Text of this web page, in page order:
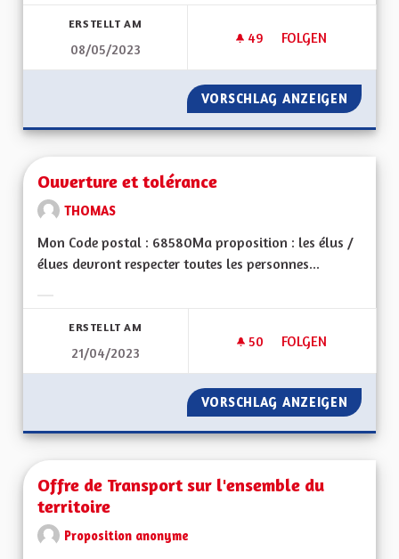
ERSTELLT AM
08/05/2023
49 49 FOLLOWER
FOLGEN
PANNEAUX
VORSCHLAG ANZEIGEN
Ouverture et tolérance
THOMAS
Mon Code postal : 68580Ma proposition : les élus /
élues devront respecter toutes les personnes...
ERSTELLT AM
21/04/2023
50 50 FOLLOWER
FOLGEN
OUVERTURE ET
VORSCHLAG ANZEIGEN
Offre de Transport sur l'ensemble du
territoire
Proposition anonyme